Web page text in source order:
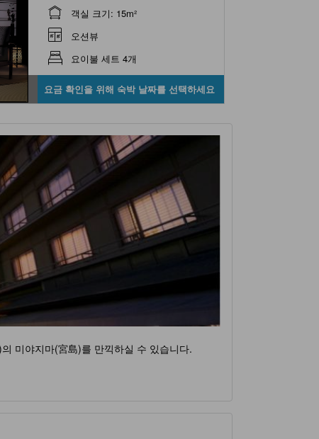
객실 크기: 15m²
오션뷰
요이불 세트 4개
요금 확인을 위해 숙박 날짜를 선택하세요
미야지마(宮島)를 만끽하실 수 있습니다.